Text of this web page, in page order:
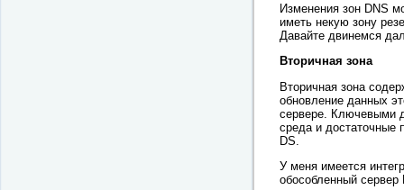
Изменения зон DNS
иметь некую зону
Давайте двинемся
Вторичная зона
Вторичная зона
обновление данных
сервере. Ключевыми
среда и достаточные
DS.
У меня имеется
обособленный